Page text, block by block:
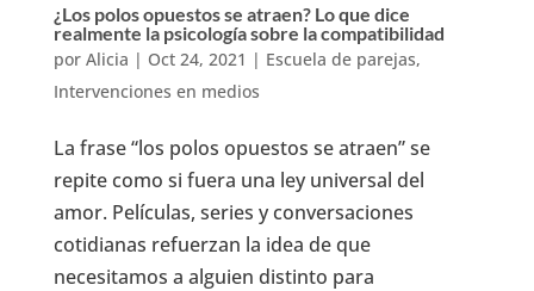
¿Los polos opuestos se atraen? Lo que dice
realmente la psicología sobre la compatibilidad
por Alicia | Oct 24, 2021 | Escuela de parejas,
Intervenciones en medios
La frase “los polos opuestos se atraen” se
repite como si fuera una ley universal del
amor. Películas, series y conversaciones
cotidianas refuerzan la idea de que
necesitamos a alguien distinto para